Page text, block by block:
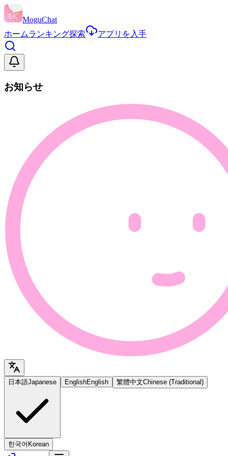
MoguChat
ホームランキング探索 アプリを入手
お知らせ
日本語Japanese EnglishEnglish 繁體中文Chinese (Traditional)
한국어 Korean